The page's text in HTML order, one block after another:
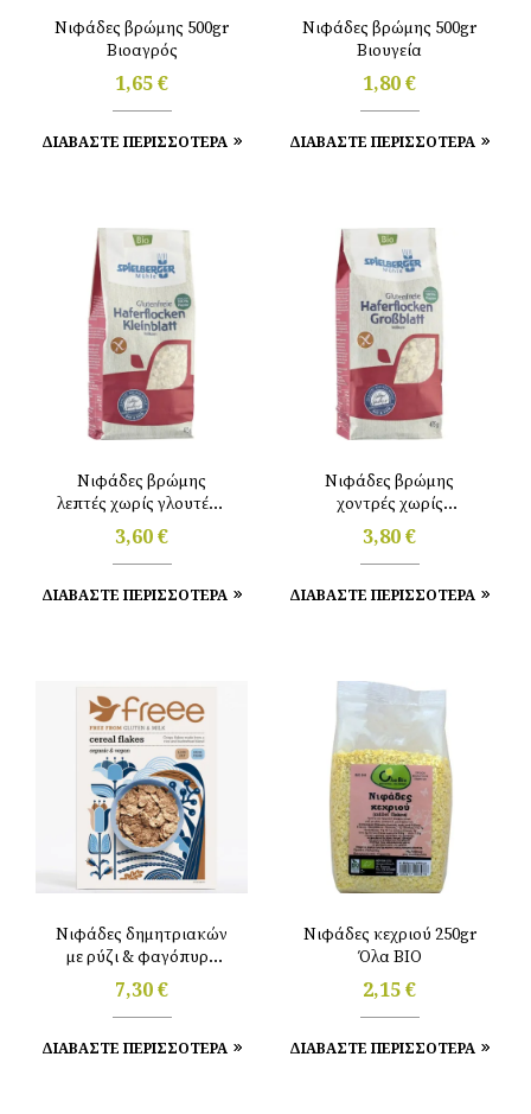
Νιφάδες βρώμης 500gr
Βιοαγρός
1,65€
ΔΙΑΒΑΣΤΕ ΠΕΡΙΣΣΟΤΕΡΑ
Νιφάδες βρώμης 500gr
Βιουγεία
1,80€
ΔΙΑΒΑΣΤΕ ΠΕΡΙΣΣΟΤΕΡΑ
Νιφάδες βρώμης
λεπτές χωρίς γλουτένη
475gr Spielberger
3,60€
ΔΙΑΒΑΣΤΕ ΠΕΡΙΣΣΟΤΕΡΑ
Νιφάδες βρώμης
χοντρές χωρίς
γλουτένη 475gr
Spielberger
3,80€
ΔΙΑΒΑΣΤΕ ΠΕΡΙΣΣΟΤΕΡΑ
Νιφάδες δημητριακών
με ρύζι & φαγόπυρο
χωρίς γλουτένη 375gr
Doves
7,30€
ΔΙΑΒΑΣΤΕ ΠΕΡΙΣΣΟΤΕΡΑ
Νιφάδες κεχριού 250gr
Όλα ΒΙΟ
2,15€
ΔΙΑΒΑΣΤΕ ΠΕΡΙΣΣΟΤΕΡΑ